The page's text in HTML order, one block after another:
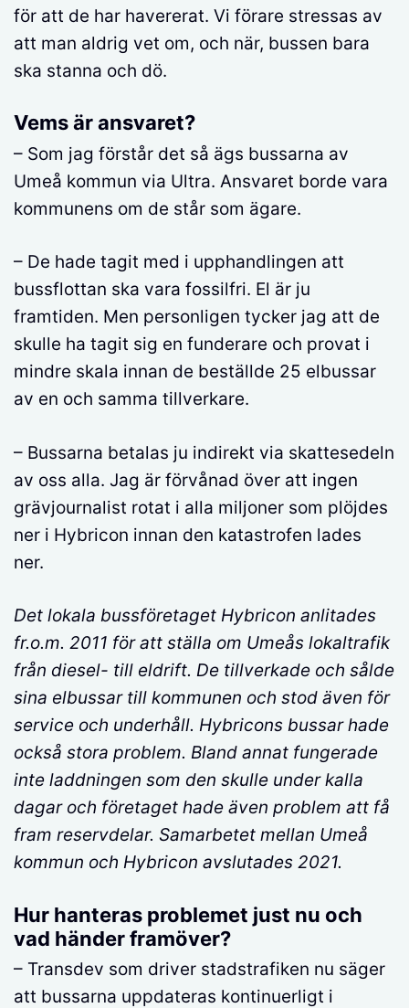
för att de har havererat. Vi förare stressas av
att man aldrig vet om, och när, bussen bara
ska stanna och dö.
Vems är ansvaret?
– Som jag förstår det så ägs bussarna av
Umeå kommun via Ultra. Ansvaret borde vara
kommunens om de står som ägare.
– De hade tagit med i upphandlingen att
bussflottan ska vara fossilfri. El är ju
framtiden. Men personligen tycker jag att de
skulle ha tagit sig en funderare och provat i
mindre skala innan de beställde 25 elbussar
av en och samma tillverkare.
– Bussarna betalas ju indirekt via skattesedeln
av oss alla. Jag är förvånad över att ingen
grävjournalist rotat i alla miljoner som plöjdes
ner i Hybricon innan den katastrofen lades
ner.
Det lokala bussföretaget Hybricon anlitades
fr.o.m. 2011 för att ställa om Umeås lokaltrafik
från diesel- till eldrift. De tillverkade och sålde
sina elbussar till kommunen och stod även för
service och underhåll. Hybricons bussar hade
också stora problem. Bland annat fungerade
inte laddningen som den skulle under kalla
dagar och företaget hade även problem att få
fram reservdelar. Samarbetet mellan Umeå
kommun och Hybricon avslutades 2021.
Hur hanteras problemet just nu och
vad händer framöver?
– Transdev som driver stadstrafiken nu säger
att bussarna uppdateras kontinuerligt i